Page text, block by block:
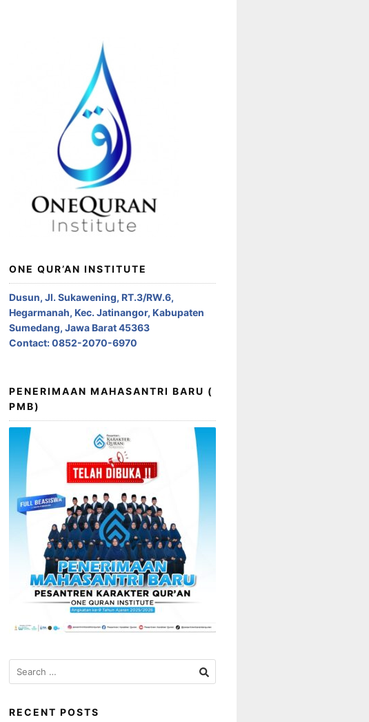
ONE QUR’AN INSTITUTE
Dusun, Jl. Sukawening, RT.3/RW.6,
Hegarmanah, Kec. Jatinangor, Kabupaten
Sumedang, Jawa Barat 45363
Contact: 0852-2070-6970
PENERIMAAN MAHASANTRI BARU (
PMB)
Search
for:
RECENT POSTS